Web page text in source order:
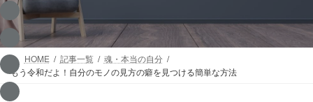
HOME 記事一覧
魂・本当の自分
もう令和だよ！自分のモノの見方の癖を見つける簡単な方法